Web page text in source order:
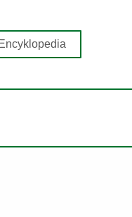
Encyklopedia